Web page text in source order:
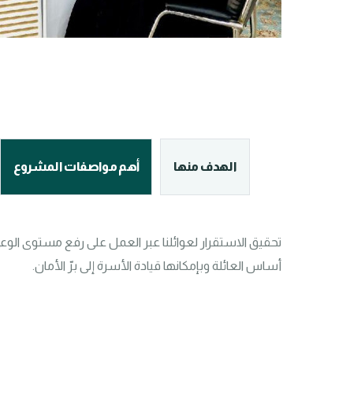
الهدف منها أهم مواصفات المشروع
أساس العائلة وبإمكانها قيادة الأسرة إلى برّ الأمان.